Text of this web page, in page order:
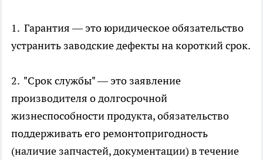
1. Гарантия — это юридическое обязательство
устранить заводские дефекты на короткий срок.
2. "Срок службы" — это заявление
производителя о долгосрочной
жизнеспособности продукта, обязательство
поддерживать его ремонтопригодность
(наличие запчастей, документации) в течение